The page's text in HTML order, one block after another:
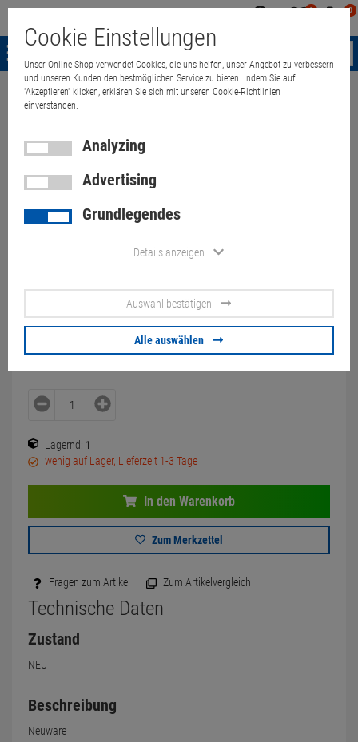
0 0
Menü
Weiter einkaufen
Euroscreen Diplomat DD180-
BE 100" Heimkino Beamer
Leinwand 170x180cm
90.00 €
Lagernd: 1
wenig auf Lager, Lieferzeit 1-3 Tage
In den Warenkorb
Zum Merkzettel
Fragen zum Artikel Zum Artikelvergleich
Technische Daten
Zustand
NEU
Beschreibung
Neuware
Cookie Einstellungen
Unser Online-Shop verwendet Cookies, die uns helfen, unser Angebot zu verbessern
und unseren Kunden den bestmöglichen Service zu bieten. Indem Sie auf
"Akzeptieren" klicken, erklären Sie sich mit unseren Cookie-Richtlinien
einverstanden.
Analyzing
Advertising
Grundlegendes
Details anzeigen
Auswahl bestätigen
Alle auswählen